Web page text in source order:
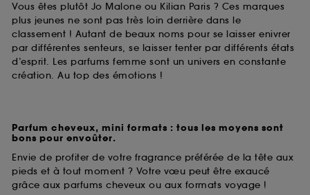
Vous êtes plutôt Jo Malone ou Kilian Paris ? Ces marques
plus jeunes ne sont pas très loin derrière dans le
classement ! Autant de beaux noms pour se laisser enivrer
par différentes senteurs, se laisser tenter par différents états
d’esprit. Les parfums femme sont un univers en constante
création. Au top des émotions !
Parfum cheveux, mini formats : tous les moyens sont
bons pour envoûter.
Envie de profiter de votre fragrance préférée de la tête aux
pieds et à tout moment ? Votre vœu peut être exaucé
grâce aux parfums cheveux ou aux formats voyage !